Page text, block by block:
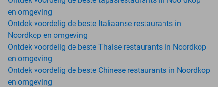
en omgeving
Ontdek voordelig de beste Italiaanse restaurants in
Noordkop en omgeving
Ontdek voordelig de beste Thaise restaurants in Noordkop
en omgeving
Ontdek voordelig de beste Chinese restaurants in Noordkop
en omgeving